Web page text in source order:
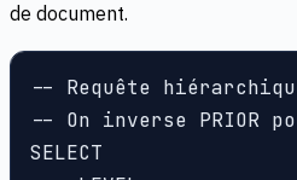
de document.
-- Requête hiérarchique
-- On inverse PRIOR
SELECT